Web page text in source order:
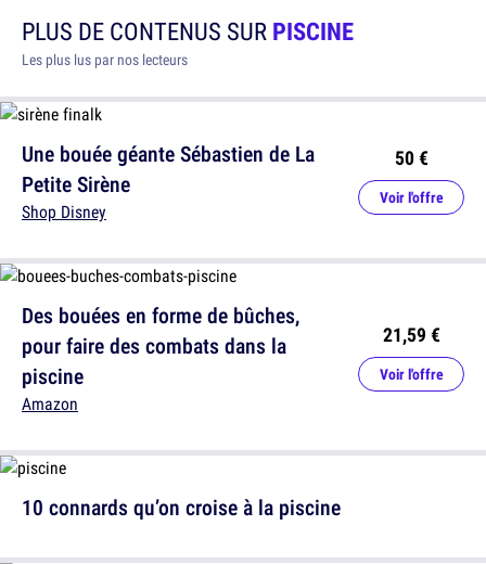
PLUS DE CONTENUS SURPISCINE
Les plus lus par nos lecteurs
Une bouée géante Sébastien de La
Petite Sirène
Shop Disney
50 €
Voir l'offre
10 connards qu’on croise à la piscine
Des bouées en forme de bûches,
pour faire des combats dans la
piscine
Amazon
21,59 €
Voir l'offre